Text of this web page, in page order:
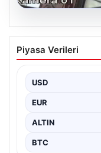
Binanın
endişe verici
edilen dört…
Piyasa Verileri
USD
EUR
ALTIN
BTC